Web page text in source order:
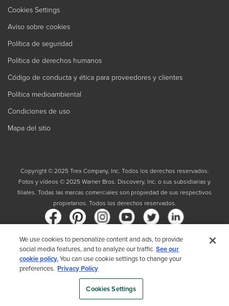
Cookies Settings
Aviso sobre cookies
Política de seguridad
Política de derechos humanos
Código de conducta y ética para proveedores y clientes
Política medioambiental
Condiciones de uso
Mapa del sitio
Copyright © 2025 Trex Company, Inc. Todos los derechos reservados.
Fotos y vídeos © 2025 Warner Bros. Discovery, Inc. o sus subsidiarias y
filiales. Todas las marcas comerciales son propiedad de sus respectivos
propietarios. Todos los derechos reservados.
País
Al elegir su país, reconoce que ha leído la Política de privacidad de Trex
We use cookies to personalize content and ads, to provide
social media features, and to analyze our traffic.See our
cookie policy.You can use cookie settings to change your
preferences. Privacy Policy
Cookies Settings